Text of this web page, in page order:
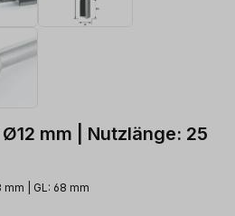
mm | Nutzlänge: 25
mm | GL: 68 mm